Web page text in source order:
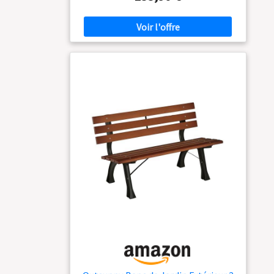
aluminium inoxydable qui résiste à la pluie, au
soleil et à la neige. Il est suffisamment léger
pour être déplacé et convient parfaitement aux
éléments extérieurs et à une utilisation
banc de jardin extérieur comprend tout le
matériel nécessaire et des instructions étape
par étape. Il suffit de suivre le guide fourni pour
l'assemblée facilement SPÉCIFICATIONS : Dim.
totales : 123L x 67l x 79H cm - dim. de l'assise :
123L x 40l cm - Charge max. recommandée :